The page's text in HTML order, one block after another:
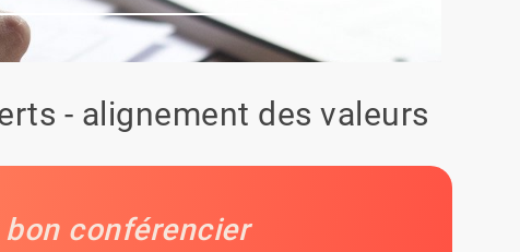
- alignement des valeurs
bon conférencier